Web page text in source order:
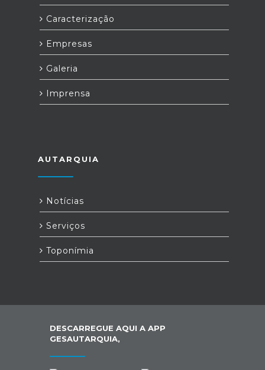
Caracterização
Empresas
Galeria
Imprensa
AUTARQUIA
Notícias
Serviços
Toponímia
DESCARREGUE AQUI A APP
GESAUTARQUIA,